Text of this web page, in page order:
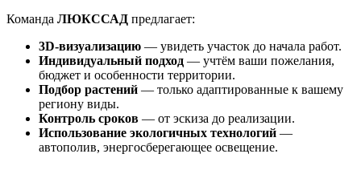
Команда ЛЮКССАД предлагает:
3D-визуализацию — увидеть участок до начала работ.
Индивидуальный подход — учтём ваши пожелания,
бюджет и особенности территории.
Подбор растений — только адаптированные к вашему
региону виды.
Контроль сроков — от эскиза до реализации.
Использование экологичных технологий —
автополив, энергосберегающее освещение.